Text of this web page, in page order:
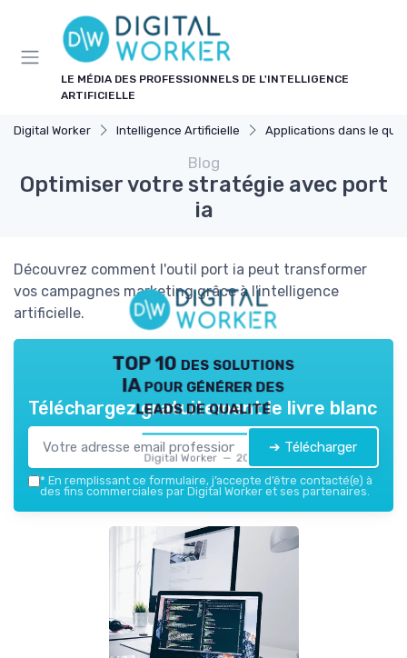
LE MÉDIA DES PROFESSIONNELS DE L'INTELLIGENCE
ARTIFICIELLE
Digital Worker Intelligence Artificielle Applications dans le
Blog
Optimiser votre stratégie avec port
ia
Découvrez comment l'outil port ia peut transformer
vos campagnes marketing grâce à l'intelligence
artificielle.
TOP 10 des solutions
IA pour générer des
leads de qualité
Digital Worker — 2026
Téléchargez gratuitement le livre blanc
➔ Télécharger
* En remplissant ce formulaire, j’accepte d’être contacté(e) à
des fins commerciales par Digital Worker et ses partenaires.